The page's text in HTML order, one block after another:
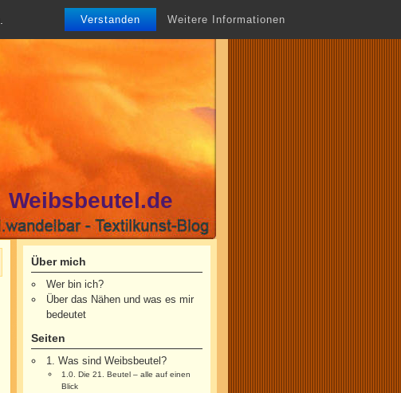
Verstanden Weitere Informationen
Weibsbeutel.de
Über mich
Wer bin ich?
Über das Nähen und was es mir
bedeutet
Seiten
1. Was sind Weibsbeutel?
1.0. Die 21. Beutel – alle auf einen
Blick